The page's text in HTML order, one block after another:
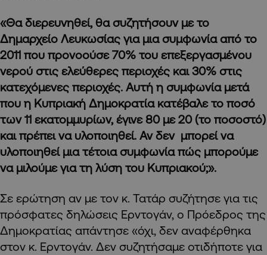
«Θα διερευνηθεί, θα συζητήσουν με το
Δημαρχείο Λευκωσίας για μια συμφωνία από το
2011 που προνοούσε 70% του επεξεργασμένου
νερού στις ελεύθερες περιοχές και 30% στις
κατεχόμενες περιοχές. Αυτή η συμφωνία μετά
που η Κυπριακή Δημοκρατία κατέβαλε το ποσό
των 11 εκατομμυρίων, έγινε 80 με 20 (το ποσοστό)
και πρέπει να υλοποιηθεί. Αν δεν μπορεί να
υλοποιηθεί μια τέτοια συμφωνία πώς μπορούμε
να μιλούμε για τη λύση του Κυπριακού;».
Σε ερώτηση αν με τον κ. Τατάρ συζήτησε για τις
πρόσφατες δηλώσεις Ερντογάν, ο Πρόεδρος της
Δημοκρατίας απάντησε «όχι, δεν αναφέρθηκα
στον κ. Ερντογάν. Δεν συζητήσαμε οτιδήποτε για